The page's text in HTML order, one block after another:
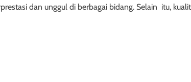
dan unggul di berbagai bidang. Selain itu,